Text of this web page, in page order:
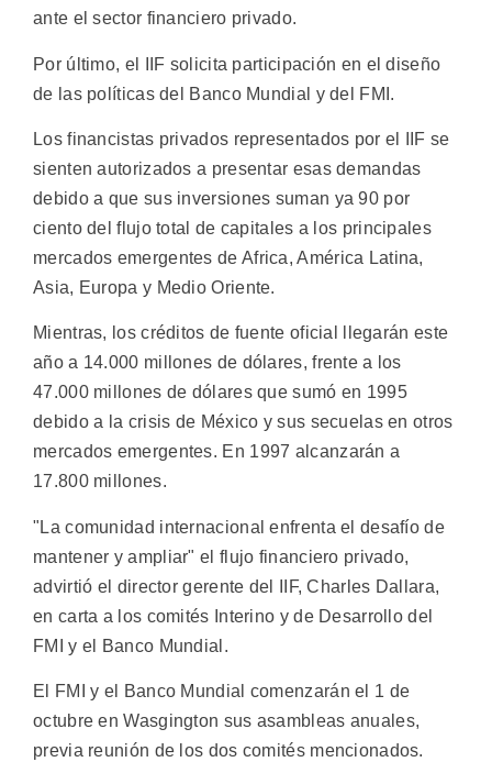
ante el sector financiero privado.
Por último, el IIF solicita participación en el diseño
de las políticas del Banco Mundial y del FMI.
Los financistas privados representados por el IIF se
sienten autorizados a presentar esas demandas
debido a que sus inversiones suman ya 90 por
ciento del flujo total de capitales a los principales
mercados emergentes de Africa, América Latina,
Asia, Europa y Medio Oriente.
Mientras, los créditos de fuente oficial llegarán este
año a 14.000 millones de dólares, frente a los
47.000 millones de dólares que sumó en 1995
debido a la crisis de México y sus secuelas en otros
mercados emergentes. En 1997 alcanzarán a
17.800 millones.
"La comunidad internacional enfrenta el desafío de
mantener y ampliar" el flujo financiero privado,
advirtió el director gerente del IIF, Charles Dallara,
en carta a los comités Interino y de Desarrollo del
FMI y el Banco Mundial.
El FMI y el Banco Mundial comenzarán el 1 de
octubre en Wasgington sus asambleas anuales,
previa reunión de los dos comités mencionados.